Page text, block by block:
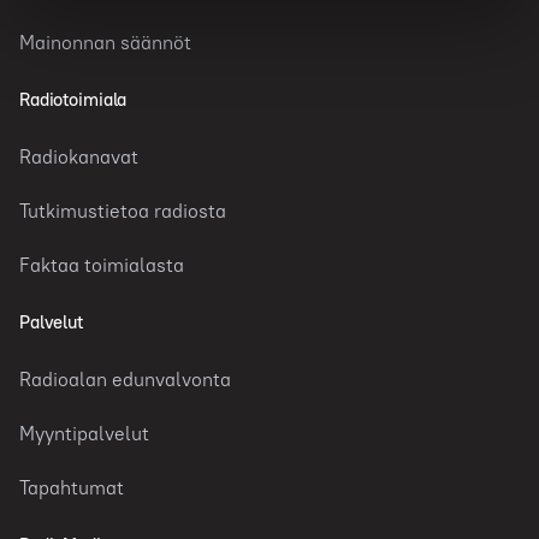
Mainonnan säännöt
Radiotoimiala
Radiokanavat
Tutkimustietoa radiosta
Faktaa toimialasta
Palvelut
Radioalan edunvalvonta
Myyntipalvelut
Tapahtumat